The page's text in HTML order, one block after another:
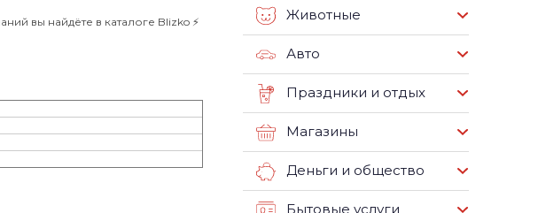
вы найдёте в каталоге Blizko ⚡️ Животные
Авто
Праздники и отдых
Магазины
Деньги и общество
Бытовые услуги